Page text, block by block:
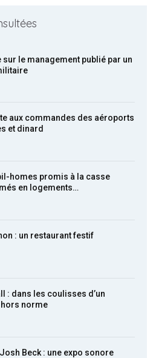
sur le management publié par un
aux commandes des aéroports
et dinard
homes promis à la casse
en logements…
: un restaurant festif
: dans les coulisses d’un
norme
Beck : une expo sonore